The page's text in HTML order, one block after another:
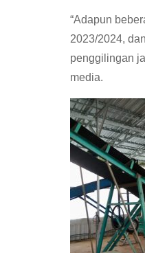
“Adapun
2023/2024,
penggilingan
media.